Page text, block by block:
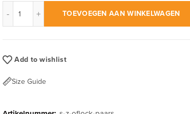
TOEVOEGEN AAN WINKELWAGEN
Add to wishlist
Size Guide